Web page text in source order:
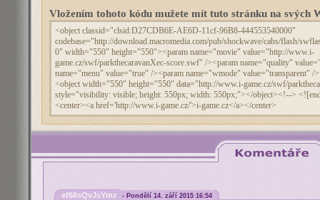
Vložením tohoto kódu mužete mít tuto stránku na svých
ef68sQvJsYmz - Pondělí 14. září 2015 16:54